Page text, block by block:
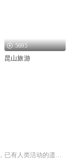
5695
昆山旅游